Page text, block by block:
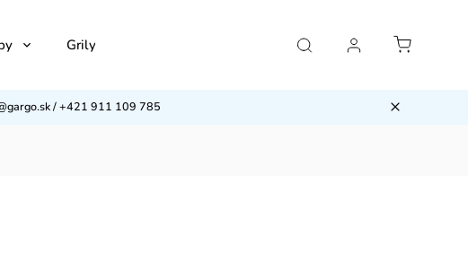
Grily Klimatizácie
/ +421 911 109 785